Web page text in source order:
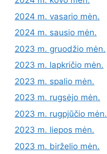
2024 m. vasario mėn.
2024 m. sausio mėn.
2023 m. gruodžio mėn.
2023 m. lapkričio mėn.
2023 m. spalio mėn.
2023 m. rugsėjo mėn.
2023 m. rugpjūčio mėn.
2023 m. liepos mėn.
2023 m. birželio mėn.